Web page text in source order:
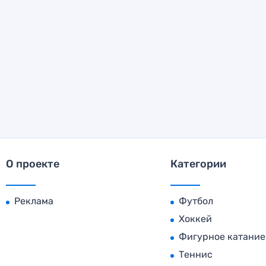
О проекте
Реклама
Категории
Футбол
Хоккей
Фигурное катание
Теннис